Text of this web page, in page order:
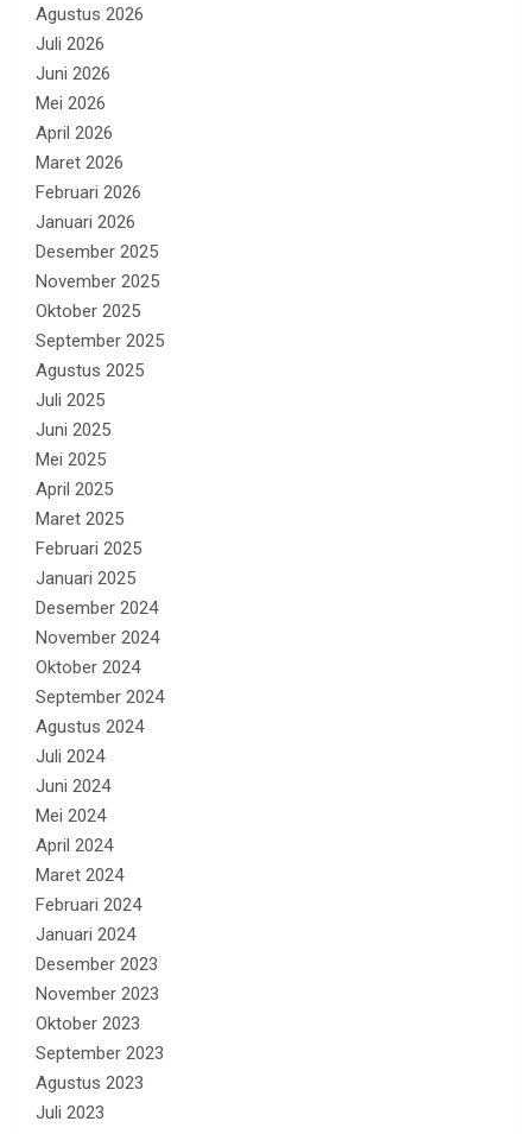
Agustus 2026
Juli 2026
Juni 2026
Mei 2026
April 2026
Maret 2026
Februari 2026
Januari 2026
Desember 2025
November 2025
Oktober 2025
September 2025
Agustus 2025
Juli 2025
Juni 2025
Mei 2025
April 2025
Maret 2025
Februari 2025
Januari 2025
Desember 2024
November 2024
Oktober 2024
September 2024
Agustus 2024
Juli 2024
Juni 2024
Mei 2024
April 2024
Maret 2024
Februari 2024
Januari 2024
Desember 2023
November 2023
Oktober 2023
September 2023
Agustus 2023
Juli 2023